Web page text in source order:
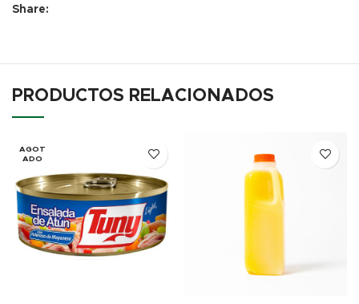
Share:
PRODUCTOS RELACIONADOS
AGOT
ADO